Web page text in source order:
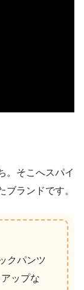
。そこへスパイ
ブランドです。
クパンツ
ップな